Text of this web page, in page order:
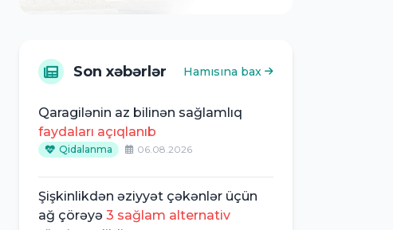
Son xəbərlər Hamısına bax
Qaragilənin az bilinən sağlamlıq
faydaları açıqlanıb
Qidalanma 06.08.2026
Şişkinlikdən əziyyət çəkənlər üçün
ağ çörəyə3 sağlam alternativ